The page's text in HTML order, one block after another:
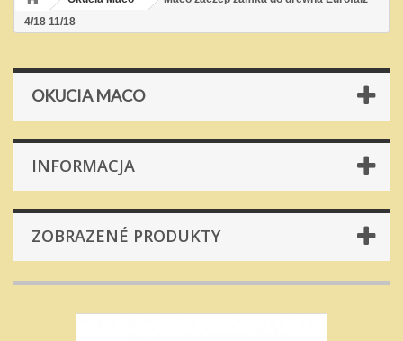
4/18 11/18
OKUCIA MACO
INFORMACJA
ZOBRAZENÉ PRODUKTY